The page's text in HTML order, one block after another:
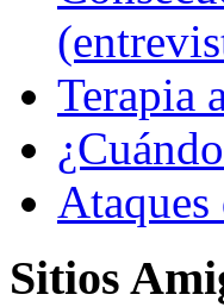
Terapia
Sitios